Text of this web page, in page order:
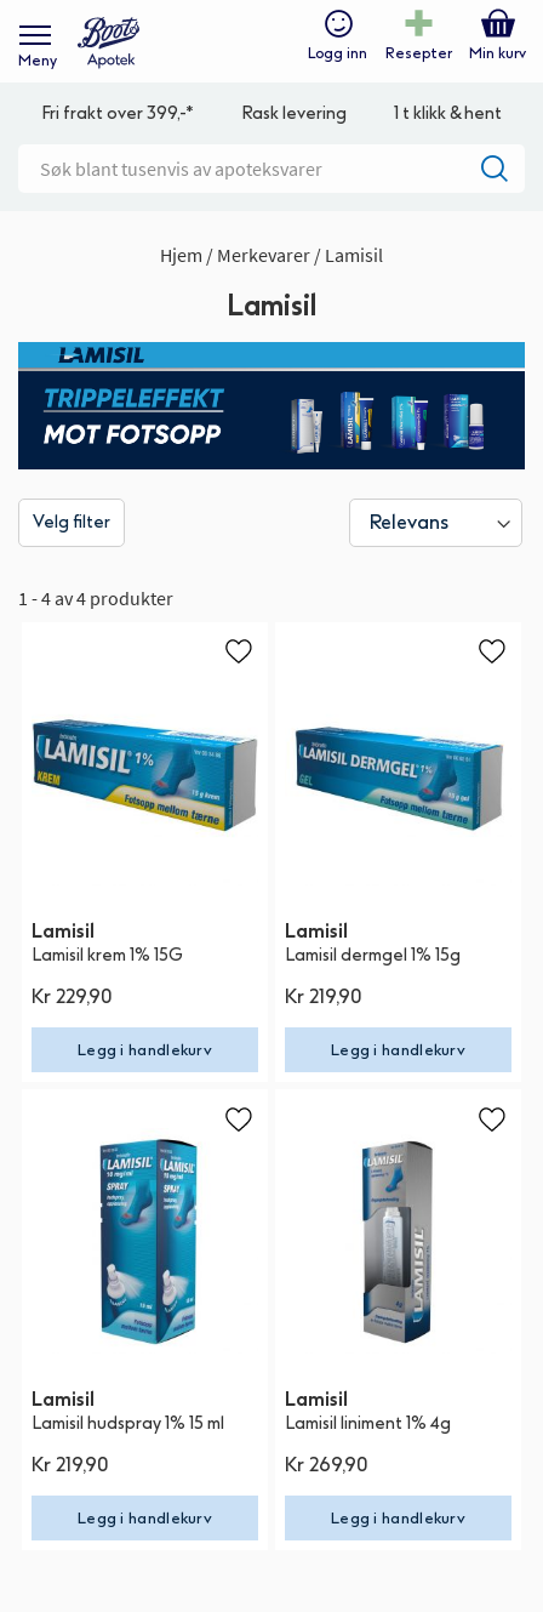
Meny Logg inn Resepter Min kurv
Fri frakt over 399,-* Rask levering 1 t klikk & hent
Hjem Merkevarer Lamisil
Lamisil
Velg filter
1 - 4 av 4 produkter
Lamisil
Lamisil krem 1% 15G
Kr 229,90
Legg i handlekurv
Lamisil
Lamisil dermgel 1% 15g
Kr 219,90
Legg i handlekurv
Lamisil
Lamisil hudspray 1% 15 ml
Kr 219,90
Legg i handlekurv
Lamisil
Lamisil liniment 1% 4g
Kr 269,90
Legg i handlekurv